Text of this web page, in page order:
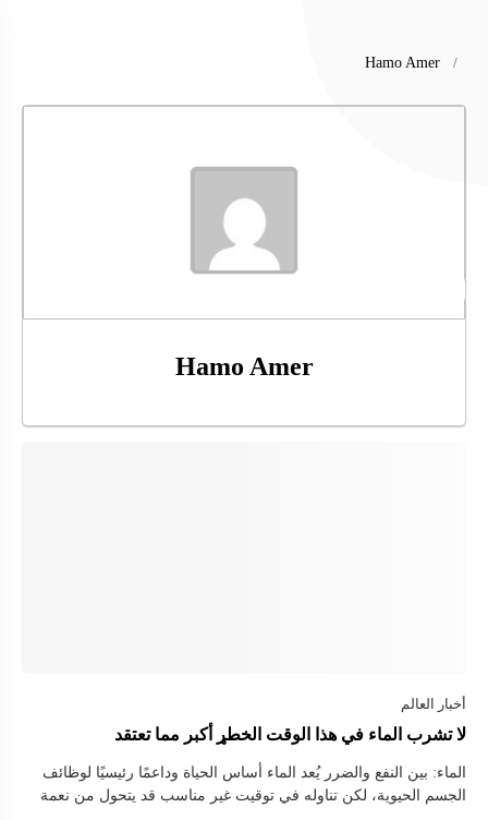
Hamo Amer
لا تشرب الماء في هذا الوقت الخطړ أكبر مما تعتقد
الماء: بين النفع والضرر يُعد الماء أساس الحياة وداعمًا رئيسيًا لوظائف
الجسم الحيوية، لكن تناوله في توقيت غير مناسب قد يتحول من نعمة